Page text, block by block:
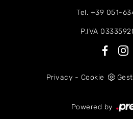
Tel. +39 051-
P.IVA
Privacy - Cookie
Powered by